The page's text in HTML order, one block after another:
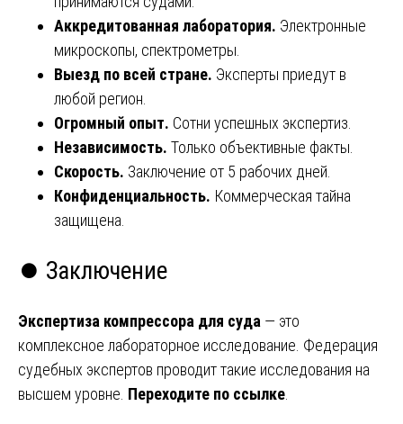
Аккредитованная лаборатория. Электронные
микроскопы, спектрометры.
Выезд по всей стране. Эксперты приедут в
любой регион.
Огромный опыт. Сотни успешных экспертиз.
Независимость. Только объективные факты.
Скорость. Заключение от 5 рабочих дней.
Конфиденциальность. Коммерческая тайна
защищена.
⏺️ Заключение
Экспертиза компрессора для суда — это
комплексное лабораторное исследование. Федерация
судебных экспертов проводит такие исследования на
высшем уровне. Переходите по ссылке.